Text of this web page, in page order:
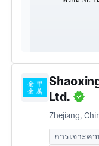
Ltd.
Zhejiang,
การเจาะค